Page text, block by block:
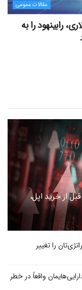
مقالات عمومی
۱۰۰ میلیون دلاری، رابینهود را به
از خرید اپل،
را تغییر
واقعاً در خطر